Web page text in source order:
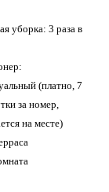
уборка: 3 раза в
(платно, 7
за номер,
на месте)